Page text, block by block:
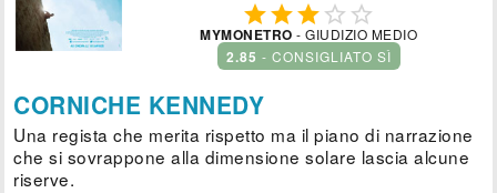
  
MYMONETRO - GIUDIZIO MEDIO
2.85 - CONSIGLIATO SÌ
CORNICHE KENNEDY
Una regista che merita rispetto ma il piano di narrazione
che si sovrappone alla dimensione solare lascia alcune
riserve.